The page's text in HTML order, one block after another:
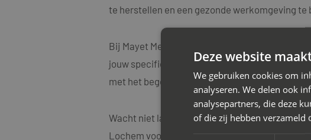
te herstellen en een gezonde werkomgeving te
Bij Mayet Mediators begrijpen we ook dat elk
jouw specifieke situatie. Onze mediators
met het begeleiden van diverse
Wacht niet langer met het aanpakken van het
Lochem voor een vrijblijvend adviesgesprek.
Deze website
We gebruiken cookies om
analyseren. We delen ook
analysepartners, die deze
of die zij hebben verzameld